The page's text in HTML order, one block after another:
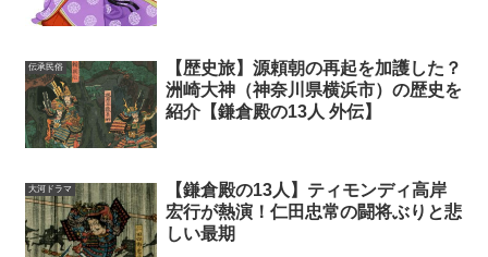
伝承民俗
【歴史旅】源頼朝の再起を加護した？
洲崎大神（神奈川県横浜市）の歴史を
紹介【鎌倉殿の13人 外伝】
大河ドラマ
【鎌倉殿の13人】ティモンディ高岸
宏行が熱演！仁田忠常の闘将ぶりと悲
しい最期